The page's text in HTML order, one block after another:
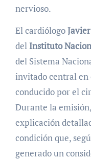
nervioso.
El cardiólogo
delInstituto
del Sistema
invitado central en
conducido por el
Durante la
explicación
condición que,
generado un